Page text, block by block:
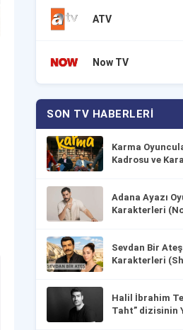
ATV
Now TV
SON TV HABERLERI
Karma
Kadrosu ve
Adana Ayazı
Karakterleri
Sevdan Bir
Karakterleri
Halil İbrahim
Taht” dizisinin